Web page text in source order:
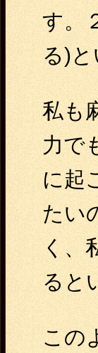
す。
る)
私も
力で
に起
たい
く、
ると
この